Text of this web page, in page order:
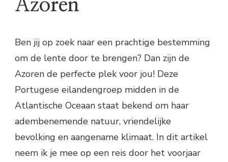
Azoren
Ben jij op zoek naar een prachtige bestemming
om de lente door te brengen? Dan zijn de
Azoren de perfecte plek voor jou! Deze
Portugese eilandengroep midden in de
Atlantische Oceaan staat bekend om haar
adembenemende natuur, vriendelijke
bevolking en aangename klimaat. In dit artikel
neem ik je mee op een reis door het voorjaar